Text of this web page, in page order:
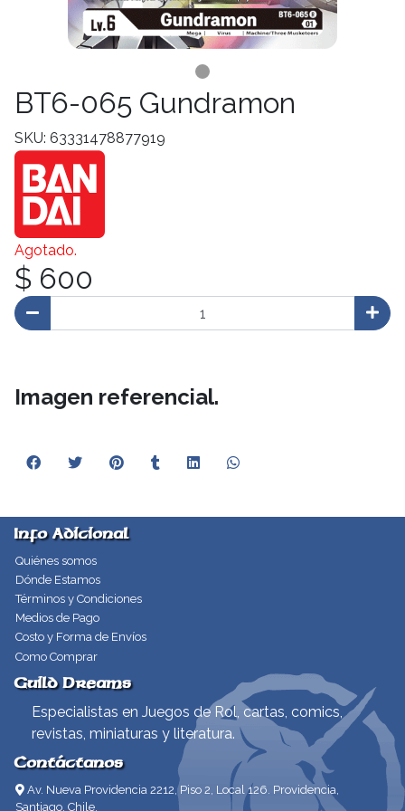
BT6-065 Gundramon
SKU: 63331478877919
Agotado.
$ 600
Imagen referencial.
Info Adicional
Quiénes somos
Dónde Estamos
Términos y Condiciones
Medios de Pago
Costo y Forma de Envíos
Como Comprar
Guild Dreams
Especialistas en Juegos de Rol, cartas, comics,
revistas, miniaturas y literatura.
Contáctanos
Av. Nueva Providencia 2212, Piso 2, Local 126. Providencia,
Santiago, Chile.